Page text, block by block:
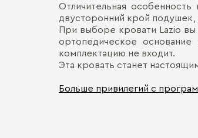
Отличительная
двусторонний крой подушек,
При выборе кровати Lazio
ортопедическое
комплектацию не входит.
Эта кровать станет
Больше привилегий с